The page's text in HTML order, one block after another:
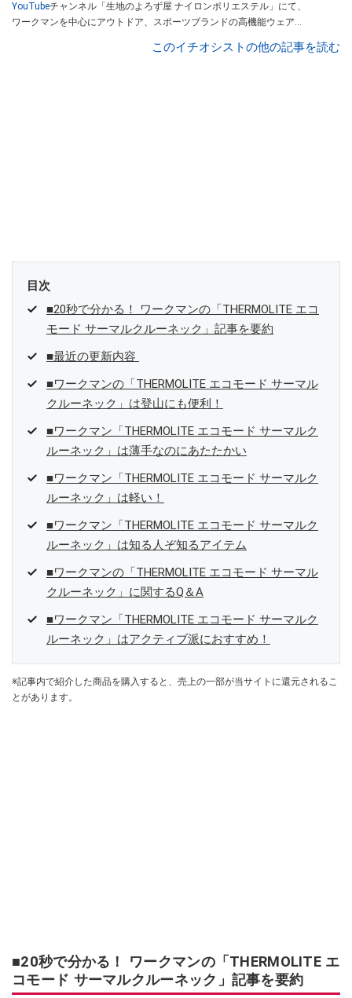
YouTubeチャンネル「生地のよろず屋 ナイロンポリエステル」にて、
ワークマンを中心にアウトドア、スポーツブランドの高機能ウェアを
このイチオシストの他の記事を読む
目次
■20秒で分かる！ ワークマンの「THERMOLITE エコ
モード サーマルクルーネック」記事を要約
■最近の更新内容
■ワークマンの「THERMOLITE エコモード サーマル
クルーネック」は登山にも便利！
■ワークマン「THERMOLITE エコモード サーマルク
ルーネック」は薄手なのにあたたかい
■ワークマン「THERMOLITE エコモード サーマルク
ルーネック」は軽い！
■ワークマン「THERMOLITE エコモード サーマルク
ルーネック」は知る人ぞ知るアイテム
■ワークマンの「THERMOLITE エコモード サーマル
クルーネック」に関するQ＆A
■ワークマン「THERMOLITE エコモード サーマルク
ルーネック」はアクティブ派におすすめ！
※記事内で紹介した商品を購入すると、売上の一部が当サイトに還元されるこ
とがあります。
■20秒で分かる！ ワークマンの「THERMOLITE エ
コモード サーマルクルーネック」記事を要約